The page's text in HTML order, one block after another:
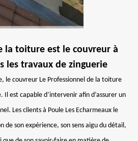
la toiture est le couvreur à
les travaux de zinguerie
le couvreur Le Professionnel de la toiture
Il est capable d’intervenir afin d’assurer un
Les clients à Poule Les Echarmeaux le
de son expérience, son sens aigu du détail,